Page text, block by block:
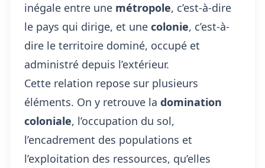
inégale entre une métropole, c’est-à-dire
le pays qui dirige, et une colonie, c’est-à-
dire le territoire dominé, occupé et
administré depuis l’extérieur.
Cette relation repose sur plusieurs
éléments. On y retrouve la domination
coloniale, l’occupation du sol,
l’encadrement des populations et
l’exploitation des ressources, qu’elles